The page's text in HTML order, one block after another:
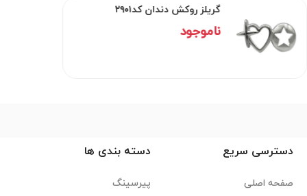
گریلز روکش دندان کد۲۹۰۱
ناموجود
دسترسی سریع
صفحه اصلی
دسته بندی ها
پیرسینگ